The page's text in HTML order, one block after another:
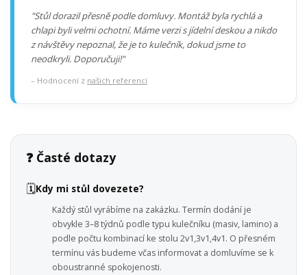
"Stůl dorazil přesně podle domluvy. Montáž byla rychlá a
chlapi byli velmi ochotní. Máme verzi s jídelní deskou a nikdo
z návštěvy nepoznal, že je to kulečník, dokud jsme to
neodkryli. Doporučuji!"
– Hodnocení z našich referencí
❓ Časté dotazy
🗓️Kdy mi stůl dovezete?
Každý stůl vyrábíme na zakázku. Termín dodání je
obvykle 3–8 týdnů podle typu kulečníku (masiv, lamino) a
podle počtu kombinací ke stolu 2v1,3v1,4v1. O přesném
termínu vás budeme včas informovat a domluvíme se k
oboustranné spokojenosti.